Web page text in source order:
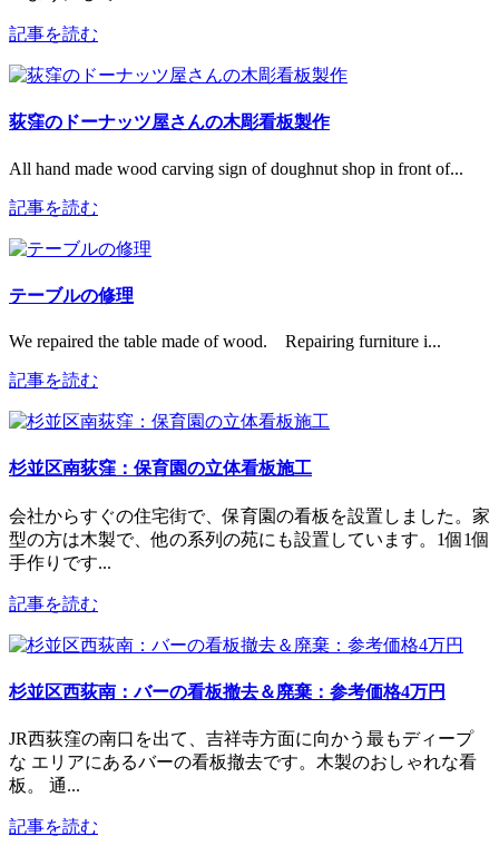
記事を読む
荻窪のドーナッツ屋さんの木彫看板製作
All hand made wood carving sign of doughnut shop in front of...
記事を読む
テーブルの修理
We repaired the table made of wood. Repairing furniture i...
記事を読む
杉並区南荻窪：保育園の立体看板施工
会社からすぐの住宅街で、保育園の看板を設置しました。家
型の方は木製で、他の系列の苑にも設置しています。1個1個
手作りです...
記事を読む
杉並区西荻南：バーの看板撤去＆廃棄：参考価格4万円
JR西荻窪の南口を出て、吉祥寺方面に向かう最もディープ
な エリアにあるバーの看板撤去です。木製のおしゃれな看
板。 通...
記事を読む